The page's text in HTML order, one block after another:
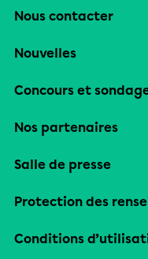
Nous contacter
Nouvelles
Concours et
Nos partenaires
Salle de presse
Protection des
Conditions